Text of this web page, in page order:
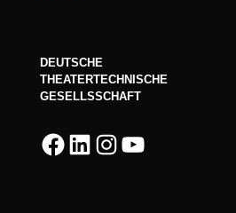
DEUTSCHE
THEATERTECHNISCHE
GESELLSSCHAFT
Facebook
LinkedIn
Instagram
YouTube